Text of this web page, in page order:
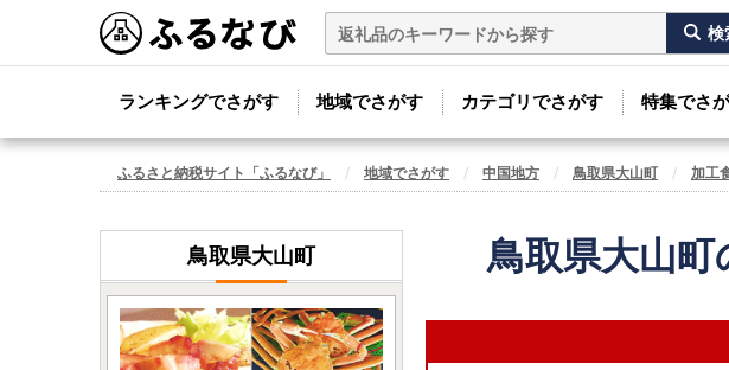
ランキングでさがす 地域でさがす カテゴリでさがす 特集でさ
ふるさと納税サイト「ふるなび」 地域でさがす 中国地方 鳥取県大山町 加工
鳥取県大山
鳥取県大山町